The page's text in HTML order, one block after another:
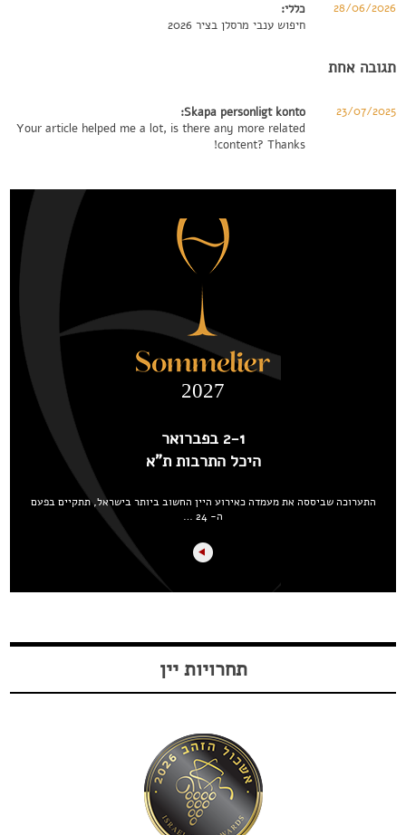
28/06/2026
כללי:
חיפוש ענבי מרסלן בציר 2026
תגובה אחת
23/07/2025
Skapa personligt konto:
Your article helped me a lot, is there any more related
content? Thanks!
2027
2-1 בפברואר
היכל התרבות ת"א
התערוכה שביססה את מעמדה כאירוע היין החשוב ביותר בישראל, תתקיים בפעם
ה- 24 …
תחרויות יין